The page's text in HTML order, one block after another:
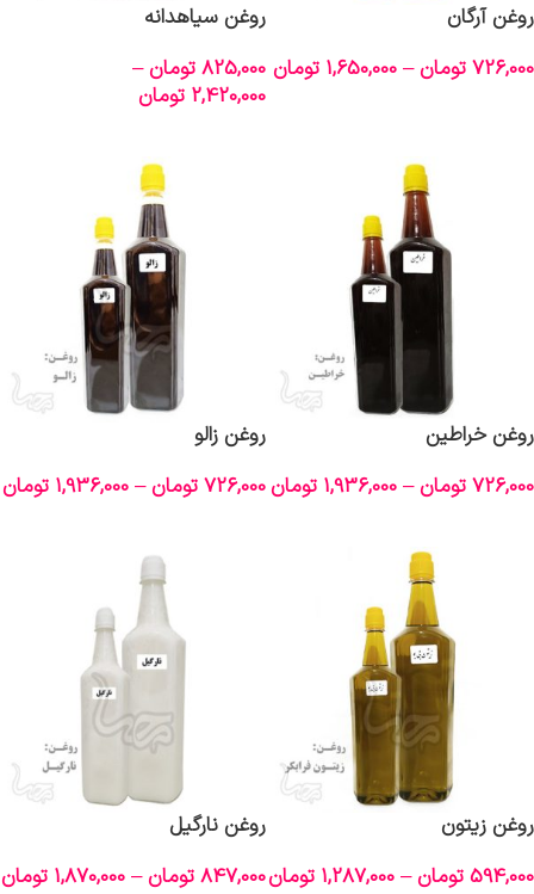
روغن آرگان
726,000تومان –
1,650,000 تومان
روغن سیاهدانه
825,000تومان –
2,420,000 تومان
روغن خراطین
726,000تومان –
1,936,000 تومان
روغن زالو
726,000تومان –
1,936,000 تومان
روغن زیتون
594,000تومان –
1,287,000 تومان
روغن نارگیل
847,000تومان –
1,870,000 تومان